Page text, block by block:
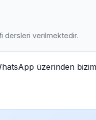
dersleri verilmektedir.
üzerinden